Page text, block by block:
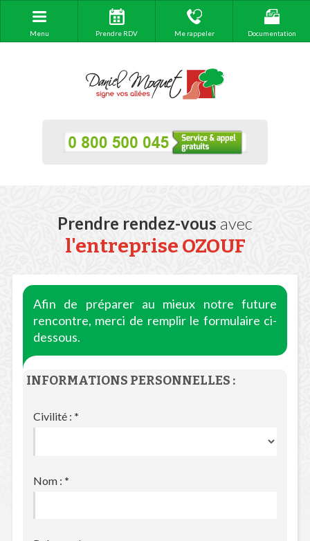
Menu Prendre RDV Me rappeler Documentation
Prendre rendez-vous avec
l'entreprise OZOUF
Afin de préparer au mieux notre future
rencontre, merci de remplir le formulaire ci-
dessous.
INFORMATIONS PERSONNELLES :
Civilité : *
Nom : *